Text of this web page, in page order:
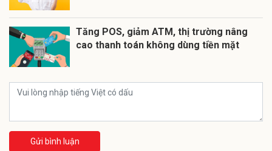
Tăng POS, giảm ATM, thị trường nâng
cao thanh toán không dùng tiền mặt
Gửi bình luận